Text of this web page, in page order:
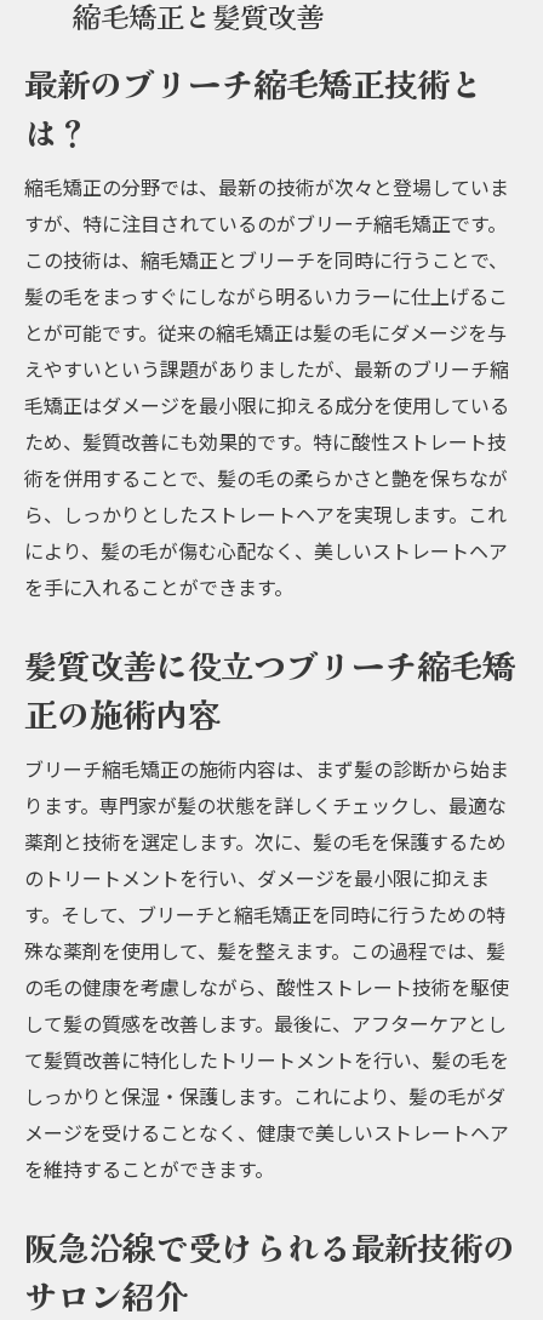
縮毛矯正と髪質改善
最新のブリーチ縮毛矯正技術と
は？
縮毛矯正の分野では、最新の技術が次々と登場していま
すが、特に注目されているのがブリーチ縮毛矯正です。
この技術は、縮毛矯正とブリーチを同時に行うことで、
髪の毛をまっすぐにしながら明るいカラーに仕上げるこ
とが可能です。従来の縮毛矯正は髪の毛にダメージを与
えやすいという課題がありましたが、最新のブリーチ縮
毛矯正はダメージを最小限に抑える成分を使用している
ため、髪質改善にも効果的です。特に酸性ストレート技
術を併用することで、髪の毛の柔らかさと艶を保ちなが
ら、しっかりとしたストレートヘアを実現します。これ
により、髪の毛が傷む心配なく、美しいストレートヘア
を手に入れることができます。
髪質改善に役立つブリーチ縮毛矯
正の施術内容
ブリーチ縮毛矯正の施術内容は、まず髪の診断から始ま
ります。専門家が髪の状態を詳しくチェックし、最適な
薬剤と技術を選定します。次に、髪の毛を保護するため
のトリートメントを行い、ダメージを最小限に抑えま
す。そして、ブリーチと縮毛矯正を同時に行うための特
殊な薬剤を使用して、髪を整えます。この過程では、髪
の毛の健康を考慮しながら、酸性ストレート技術を駆使
して髪の質感を改善します。最後に、アフターケアとし
て髪質改善に特化したトリートメントを行い、髪の毛を
しっかりと保湿・保護します。これにより、髪の毛がダ
メージを受けることなく、健康で美しいストレートヘア
を維持することができます。
阪急沿線で受けられる最新技術の
サロン紹介